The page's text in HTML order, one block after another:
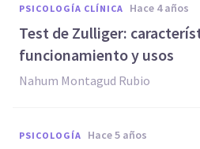
PSICOLOGÍA CLÍNICA hace 4 años
Test de Zulliger:
funcionamiento y usos
Nahum Montagud Rubio
PSICOLOGÍA hace 5 años